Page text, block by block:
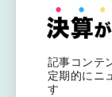
記事コンテ
定期的にニ
す